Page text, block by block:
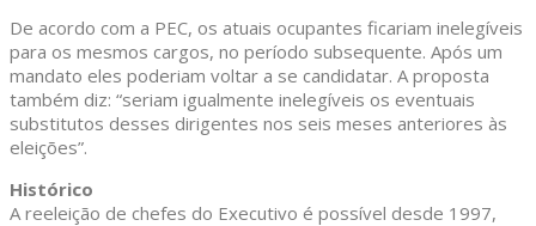
De acordo com a PEC, os atuais ocupantes ficariam inelegíveis
para os mesmos cargos, no período subsequente. Após um
mandato eles poderiam voltar a se candidatar. A proposta
também diz: “seriam igualmente inelegíveis os eventuais
substitutos desses dirigentes nos seis meses anteriores às
eleições”.
Histórico
A reeleição de chefes do Executivo é possível desde 1997,